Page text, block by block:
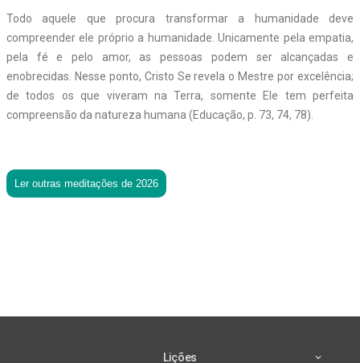
Todo aquele que procura transformar a humanidade deve
compreender ele próprio a humanidade. Unicamente pela empatia,
pela fé e pelo amor, as pessoas podem ser alcançadas e
enobrecidas. Nesse ponto, Cristo Se revela o Mestre por excelência;
de todos os que viveram na Terra, somente Ele tem perfeita
compreensão da natureza humana (Educação, p. 73, 74, 78).
Ler outras meditações de 2026
Lições